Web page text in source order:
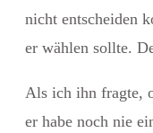
nicht entscheiden
er wählen sollte.
Als ich ihn fragte,
er habe noch nie